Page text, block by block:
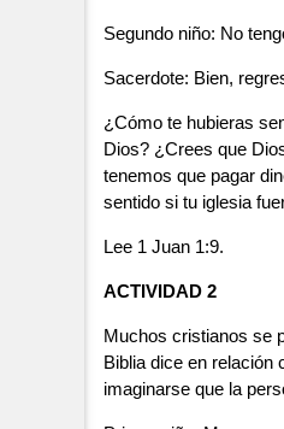
Segundo niño: No
Sacerdote: Bien,
¿Cómo te hubieras
Dios? ¿Crees que
tenemos que pagar
sentido si tu iglesia
Lee 1 Juan 1:9.
ACTIVIDAD 2
Muchos cristianos se
Biblia dice en relación
imaginarse que la